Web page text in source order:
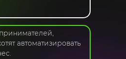
автоматизировать